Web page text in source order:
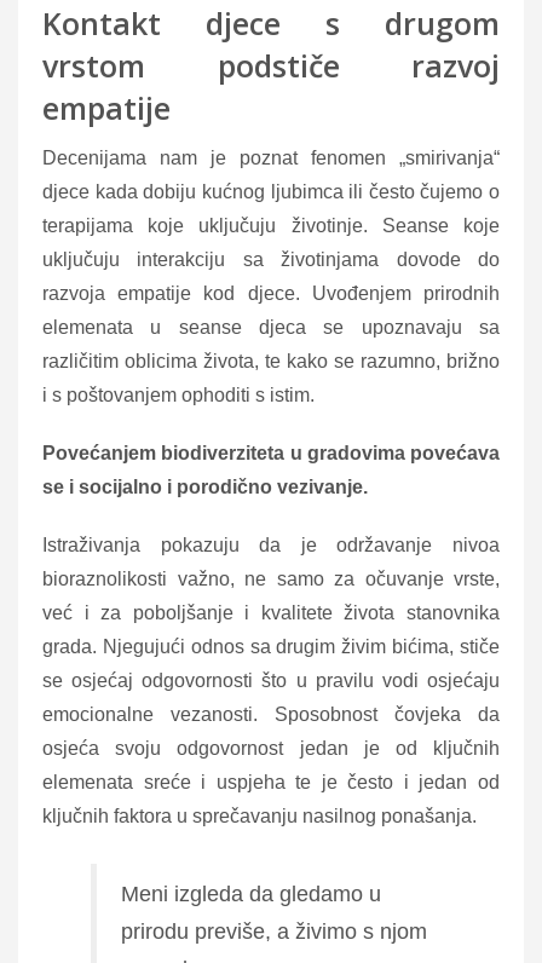
Kontakt djece s drugom
vrstom podstiče razvoj
empatije
Decenijama nam je poznat fenomen „smirivanja“
djece kada dobiju kućnog ljubimca ili često čujemo o
terapijama koje uključuju životinje. Seanse koje
uključuju interakciju sa životinjama dovode do
razvoja empatije kod djece. Uvođenjem prirodnih
elemenata u seanse djeca se upoznavaju sa
različitim oblicima života, te kako se razumno, brižno
i s poštovanjem ophoditi s istim.
Povećanjem biodiverziteta u gradovima povećava
se i socijalno i porodično vezivanje.
Istraživanja pokazuju da je održavanje nivoa
bioraznolikosti važno, ne samo za očuvanje vrste,
već i za poboljšanje i kvalitete života stanovnika
grada. Njegujući odnos sa drugim živim bićima, stiče
se osjećaj odgovornosti što u pravilu vodi osjećaju
emocionalne vezanosti. Sposobnost čovjeka da
osjeća svoju odgovornost jedan je od ključnih
elemenata sreće i uspjeha te je često i jedan od
ključnih faktora u sprečavanju nasilnog ponašanja.
Meni izgleda da gledamo u
prirodu previše, a živimo s njom